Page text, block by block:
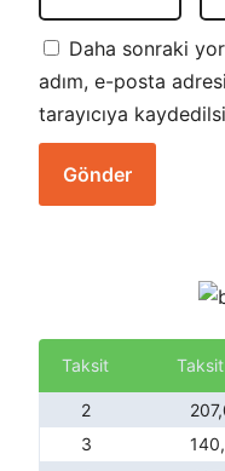
Daha sonraki
adım, e-posta
tarayıcıya
Taksit Taksit
2
3